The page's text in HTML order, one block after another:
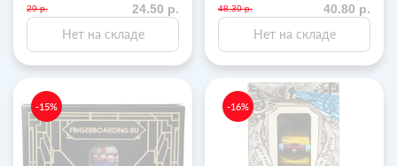
29 р. 24.50 р.
Нет на складе
48.30 р. 40.80 р.
Нет на складе
-15% -16%